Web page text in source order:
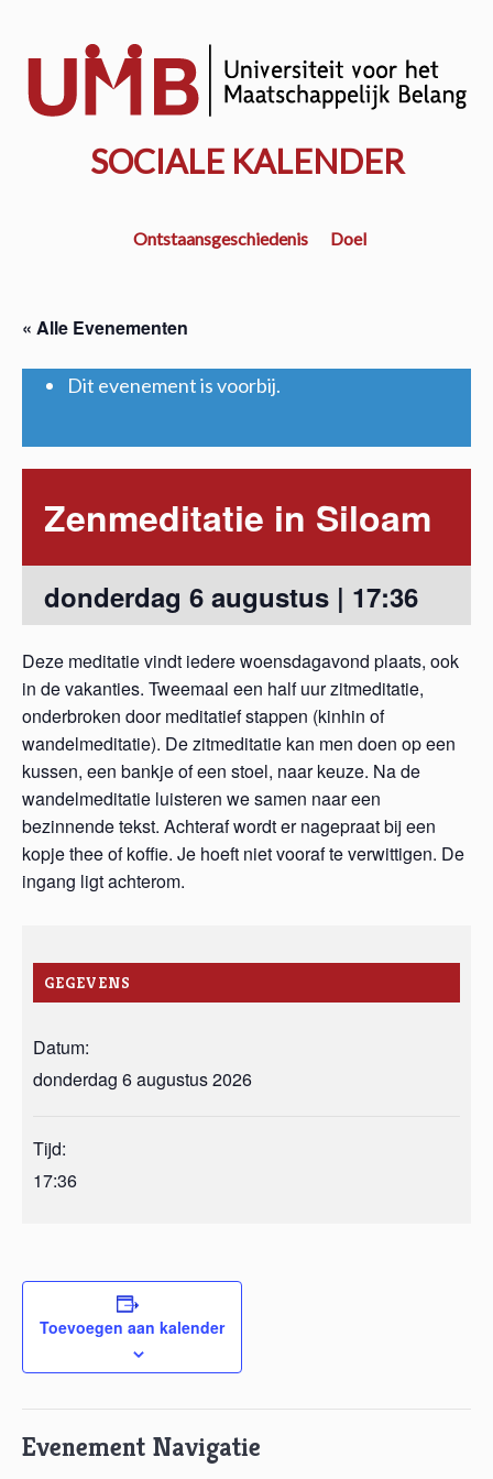
hoofd
SOCIALE KALENDER
Ontstaansgeschiedenis Doel
« Alle Evenementen
Dit evenement is voorbij.
Zenmeditatie in Siloam
donderdag 6 augustus | 17:36
Deze meditatie vindt iedere woensdagavond plaats, ook
in de vakanties. Tweemaal een half uur zitmeditatie,
onderbroken door meditatief stappen (kinhin of
wandelmeditatie). De zitmeditatie kan men doen op een
kussen, een bankje of een stoel, naar keuze. Na de
wandelmeditatie luisteren we samen naar een
bezinnende tekst. Achteraf wordt er nagepraat bij een
kopje thee of koffie. Je hoeft niet vooraf te verwittigen. De
ingang ligt achterom.
GEGEVENS
Datum:
donderdag 6 augustus 2026
Tijd:
17:36
Toevoegen aan kalender
Evenement Navigatie